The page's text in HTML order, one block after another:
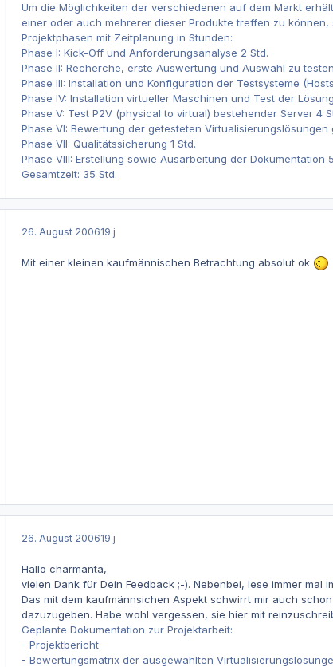
Um die Möglichkeiten der verschiedenen auf dem Markt
einer oder auch mehrerer dieser Produkte treffen zu
Projektphasen mit Zeitplanung in Stunden:
Phase I: Kick-Off und Anforderungsanalyse 2 Std.
Phase II: Recherche, erste Auswertung und Auswahl zu
Phase III: Installation und Konfiguration der Testsysteme
Phase IV: Installation virtueller Maschinen und Test der
Phase V: Test P2V (physical to virtual) bestehender Server 4
Phase VI: Bewertung der getesteten
Phase VII: Qualitätssicherung 1 Std.
Phase VIII: Erstellung sowie Ausarbeitung der Dokumentation
Gesamtzeit: 35 Std.
26. August 200619 j
Mit einer kleinen kaufmännischen Betrachtung absolut ok
26. August 200619 j
Hallo charmanta,
vielen Dank für Dein Feedback ;-). Nebenbei, lese immer mal
Das mit dem kaufmännsichen Aspekt schwirrt mir auch
dazuzugeben. Habe wohl vergessen, sie hier mit
Geplante Dokumentation zur Projektarbeit:
- Projektbericht
- Bewertungsmatrix der ausgewählten